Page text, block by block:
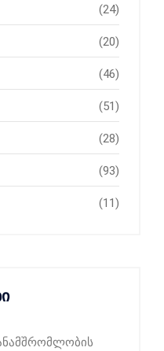
(24)
(20)
(46)
(51)
(28)
(93)
(11)